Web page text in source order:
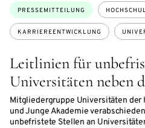
Leitlinien für
Universitäten neben
Mitgliedergruppe Universitäten
und Junge Akademie
unbefristete Stellen an
Themen:
PRESSEMITTEILUNG
KARRIEREENTWICKLUNG